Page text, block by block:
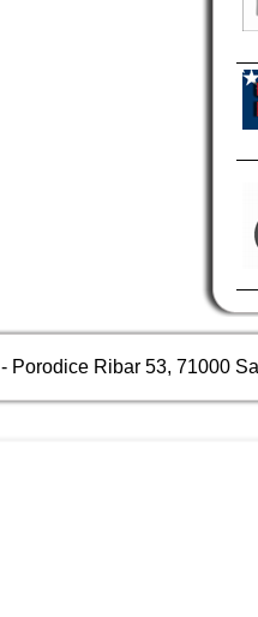
- Porodice Ribar 53, 71000